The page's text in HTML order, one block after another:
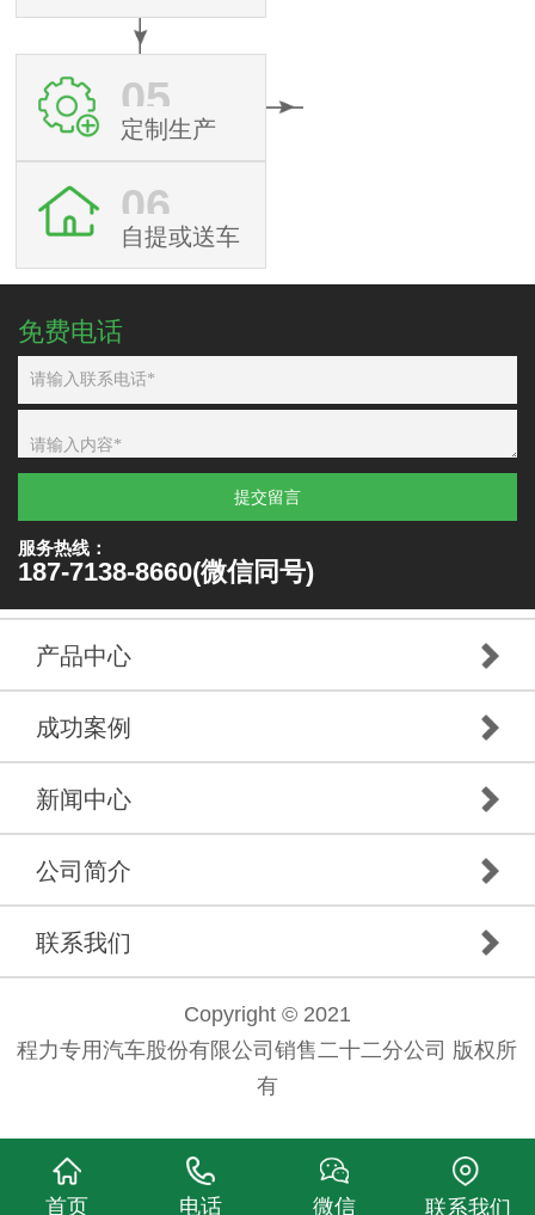
05
定制生产
06
自提或送车
免费电话
提交留言
服务热线：
187-7138-8660(微信同号)
产品中心
成功案例
新闻中心
公司简介
联系我们
Copyright © 2021
程力专用汽车股份有限公司销售二十二分公司 版权所
有
首页 电话 微信 联系我们